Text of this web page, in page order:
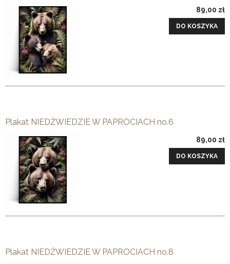
89,00 zł
DO KOSZYKA
Plakat NIEDŹWIEDZIE W PAPROCIACH no.6
89,00 zł
DO KOSZYKA
Plakat NIEDŹWIEDZIE W PAPROCIACH no.8